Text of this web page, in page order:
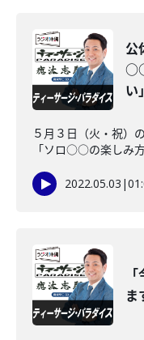
公
○○
い」
５月３日（火・祝）
「ソロ○○の楽しみ
2022.05.03 |
ま